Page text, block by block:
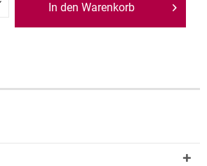
In den Warenkorb